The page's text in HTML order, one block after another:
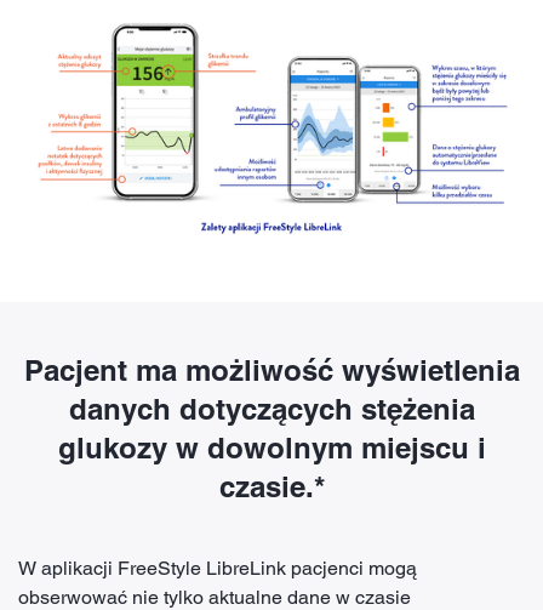
Pacjent ma możliwość wyświetlenia
danych dotyczących stężenia
glukozy w dowolnym miejscu i
czasie.*
W aplikacji FreeStyle LibreLink pacjenci mogą
obserwować nie tylko aktualne dane w czasie